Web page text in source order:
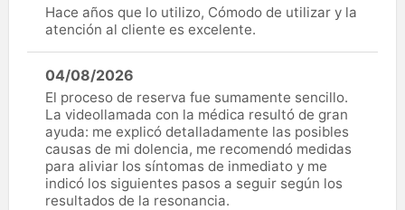
Hace años que lo utilizo, Cómodo de utilizar y la
atención al cliente es excelente.
04/08/2026
El proceso de reserva fue sumamente sencillo.
La videollamada con la médica resultó de gran
ayuda: me explicó detalladamente las posibles
causas de mi dolencia, me recomendó medidas
para aliviar los síntomas de inmediato y me
indicó los siguientes pasos a seguir según los
resultados de la resonancia.